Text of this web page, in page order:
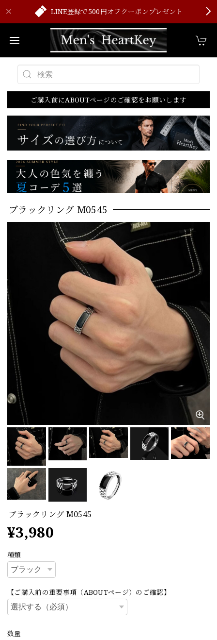
LINE登録で500円オフクーポンプレゼント
ご購入前にABOUTページのご確認をお願いします
ブラックリング M0545
ブラックリング M0545
¥3,980
種類
【ご購入前の重要事項（ABOUTページ）のご確認】
数量